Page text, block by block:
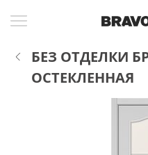
БЕЗ ОТДЕЛКИ
ОСТЕКЛЕННАЯ